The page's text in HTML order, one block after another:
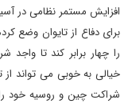
افزایش مستمر نظامی در
برای دفاع از تایوان وضع
را چهار برابر کند تا واجد
خیالی به خوبی می تواند از
شراکت چین و روسیه خود